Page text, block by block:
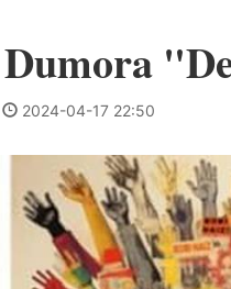
2024-04-17 22:50